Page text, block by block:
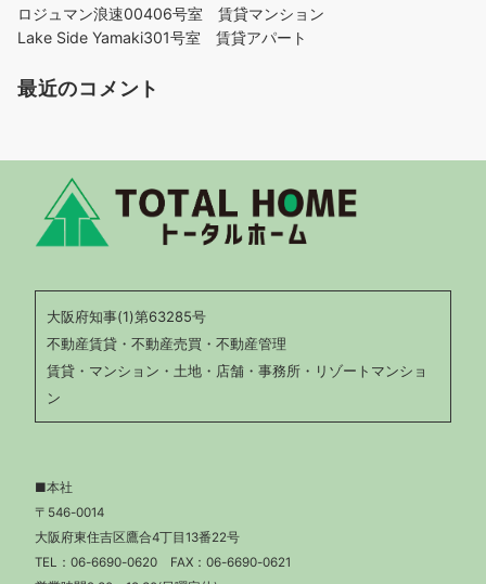
ロジュマン浪速00406号室 賃貸マンション
Lake Side Yamaki301号室 賃貸アパート
最近のコメント
大阪府知事(1)第63285号
不動産賃貸・不動産売買・不動産管理
賃貸・マンション・土地・店舗・事務所・リゾートマンショ
ン
■本社
〒546-0014
大阪府東住吉区鷹合4丁目13番22号
TEL： 06-6690-0620 FAX：06-6690-0621